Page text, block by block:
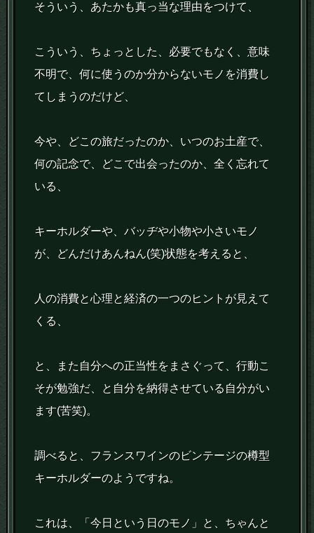
そういう、あたかも真っ当な理由をつけて、
こういう、ちょっとした、必要でもなく、意味
不明で、何に使うのか分からないモノを消費し
てしまうのだけど、
今や、どこの旅だったのか、いつのお土産で、
何の記念で、どこで出会ったのか、全く忘れて
いる、
キーホルダーや、バッヂや小物や小さいモノ
が、どんだけあんねん(笑)状態を考えると、
人の消費と心理と経済の一つのヒントが見えて
くる、
と、また自分への正当性をまさぐって、行動こ
そが勉強だ、と自分を納得させている自分がい
ます(苦笑)。
調べると、フランスワインのビンテージの樽型
キーホルダーのようですね。
これは、「今日という日のモノ」と、ちゃんと